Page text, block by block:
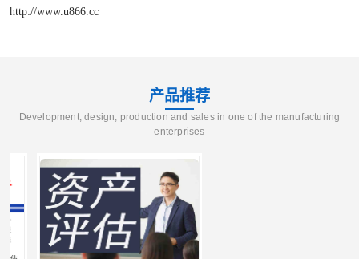
http://www.u866.cc
产品推荐
Development, design, production and sales in one of the manufacturing
enterprises